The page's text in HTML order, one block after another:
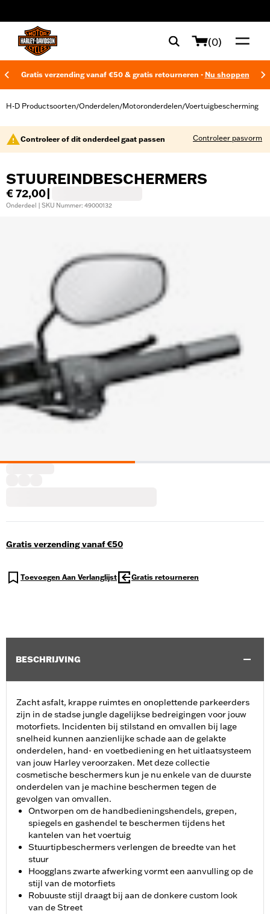
(0)
Gratis verzending vanaf €50 & gratis retourneren - Nu shoppen
H-D Productsoorten/Onderdelen/Motoronderdelen/Voertuigbescherming
Controleer of dit onderdeel gaat passen Controleer pasvorm
STUUREINDBESCHERMERS
€ 72,00
Onderdeel | SKU Nummer: 49000132
Gratis verzending vanaf €50
Toevoegen Aan Verlanglijst Gratis retourneren
BESCHRIJVING
Zacht asfalt, krappe ruimtes en onoplettende parkeerders
zijn in de stadse jungle dagelijkse bedreigingen voor jouw
motorfiets. Incidenten bij stilstand en omvallen bij lage
snelheid kunnen aanzienlijke schade aan de gelakte
onderdelen, hand- en voetbediening en het uitlaatsysteem
van jouw Harley veroorzaken. Met deze collectie
cosmetische beschermers kun je nu enkele van de duurste
onderdelen van je machine beschermen tegen de
gevolgen van omvallen.
Ontworpen om de handbedieningshendels, grepen,
spiegels en gashendel te beschermen tijdens het
kantelen van het voertuig
Stuurtipbeschermers verlengen de breedte van het
stuur
Hoogglans zwarte afwerking vormt een aanvulling op de
stijl van de motorfiets
Robuuste stijl draagt bij aan de donkere custom look
van de Street